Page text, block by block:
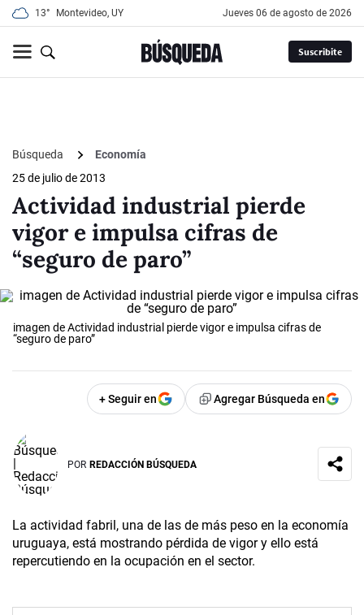
13° Montevideo, UY jueves 06 de agosto de 2026
Suscribite
Búsqueda
Economía
25 de julio de 2013
Actividad industrial pierde
vigor e impulsa cifras de
“seguro de paro”
imagen de Actividad industrial pierde vigor e impulsa cifras de
“seguro de paro”
+ Seguir en Agregar Búsqueda en
POR REDACCIÓN BÚSQUEDA
La actividad fabril, una de las de más peso en la economía
uruguaya, está mostrando pérdida de vigor y ello está
repercutiendo en la ocupación en el sector.